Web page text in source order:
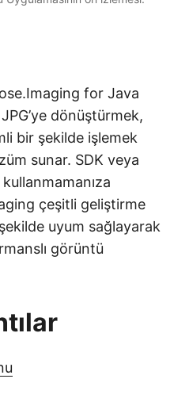
for Java
JPG’ye dönüştürmek,
bir şekilde işlemek
sunar. SDK veya
kullanmamanıza
çeşitli geliştirme
uyum sağlayarak
görüntü